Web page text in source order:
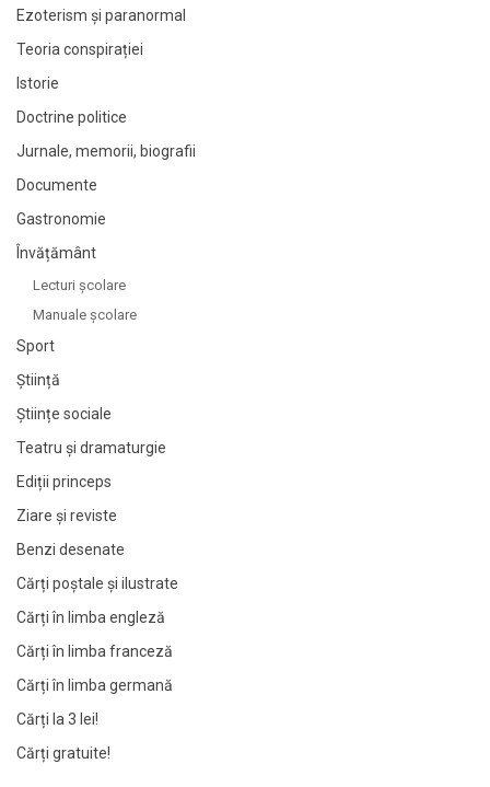
Ezoterism și paranormal
Teoria conspirației
Istorie
Doctrine politice
Jurnale, memorii, biografii
Documente
Gastronomie
Învățământ
Lecturi şcolare
Manuale şcolare
Sport
Știință
Științe sociale
Teatru și dramaturgie
Ediții princeps
Ziare şi reviste
Benzi desenate
Cărți poștale și ilustrate
Cărți în limba engleză
Cărți în limba franceză
Cărți în limba germană
Cărți la 3 lei!
Cărți gratuite!